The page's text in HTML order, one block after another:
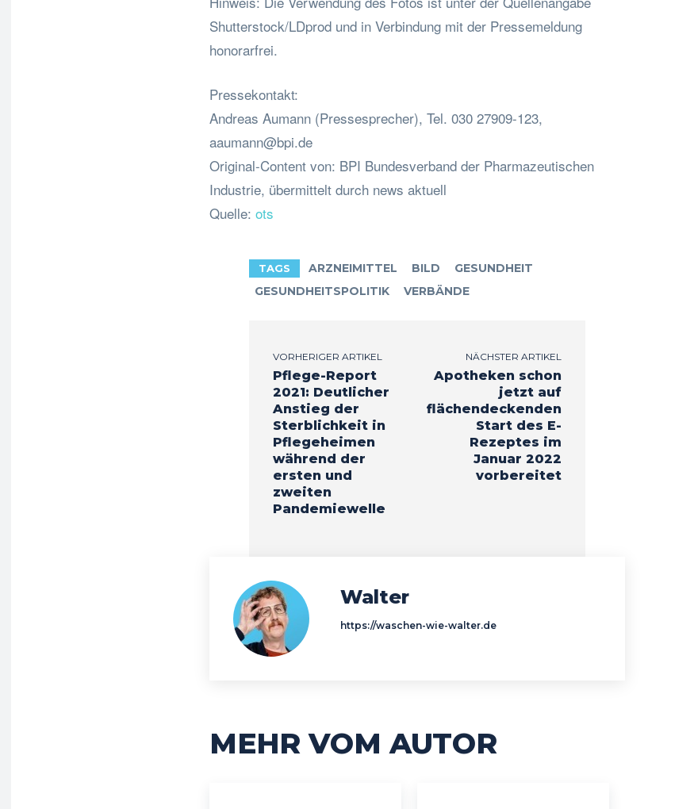
Shutterstock/LDprod und in Verbindung mit der Pressemeldung
honorarfrei.
Pressekontakt:
Andreas Aumann (Pressesprecher), Tel. 030 27909-123,
aaumann@bpi.de
Original-Content von: BPI Bundesverband der Pharmazeutischen
Industrie, übermittelt durch news aktuell
Quelle: ots
TAGS ARZNEIMITTEL BILD
GESUNDHEIT
GESUNDHEITSPOLITIK
VERBÄNDE
VORHERIGER ARTIKEL
Pflege-Report
2021: Deutlicher
Anstieg der
Sterblichkeit in
Pflegeheimen
während der
ersten und
zweiten
Pandemiewelle
NÄCHSTER ARTIKEL
Apotheken schon
jetzt auf
flächendeckenden
Start des E-
Rezeptes im
Januar 2022
vorbereitet
Walter
https://waschen-wie-walter.de
MEHR VOM AUTOR